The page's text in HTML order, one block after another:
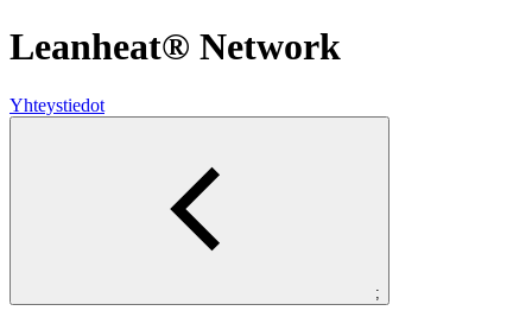
Leanheat® Network
Yhteystiedot
;